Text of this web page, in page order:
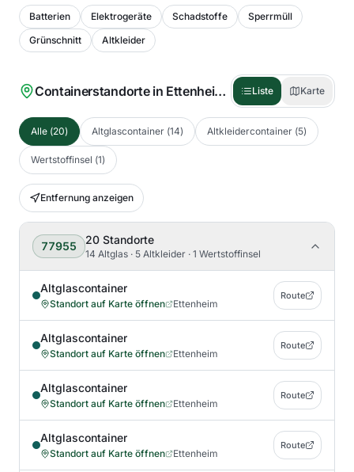
Batterien Elektrogeräte Schadstoffe
Sperrmüll
Grünschnitt
Altkleider
Containerstandorte in Ettenheim 20)Liste Karte
Alle (20) Altglascontainer (14) Altkleidercontainer (5)
Wertstoffinsel (1)
Entfernung anzeigen
77955 20 Standorte
14 Altglas · 5 Altkleider · 1 Wertstoffinsel
Altglascontainer
Standort auf Karte öffnen Ettenheim
Route
Altglascontainer
Standort auf Karte öffnen Ettenheim
Route
Altglascontainer
Standort auf Karte öffnen Ettenheim
Route
Altglascontainer
Standort auf Karte öffnen Ettenheim
Route